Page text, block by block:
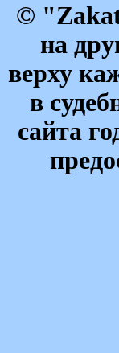
©
на
верху
в
сайта